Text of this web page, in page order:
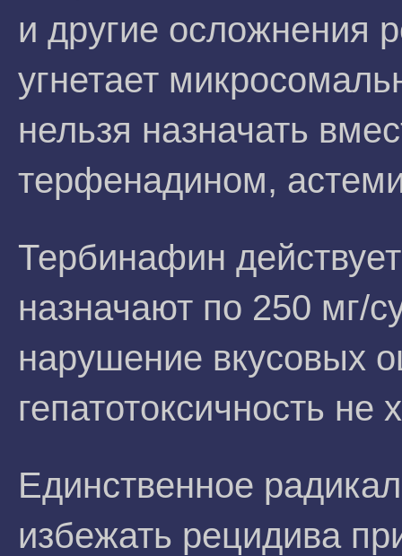
и другие осложнения
угнетает
нельзя назначать
терфенадином,
Тербинафин
назначают по 250 мг/
нарушение вкусовых
гепатотоксичность не
Единственное
избежать рецидива